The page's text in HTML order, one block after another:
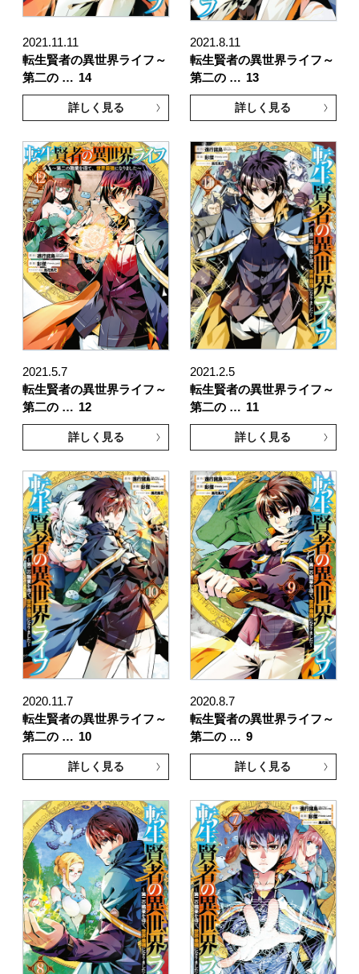
2021.11.11
転生賢者の異世界ライフ～
第二の … 14
詳しく見る
2021.8.11
転生賢者の異世界ライフ～
第二の … 13
詳しく見る
2021.5.7
転生賢者の異世界ライフ～
第二の … 12
詳しく見る
2021.2.5
転生賢者の異世界ライフ～
第二の … 11
詳しく見る
2020.11.7
転生賢者の異世界ライフ～
第二の … 10
詳しく見る
2020.8.7
転生賢者の異世界ライフ～
第二の … 9
詳しく見る